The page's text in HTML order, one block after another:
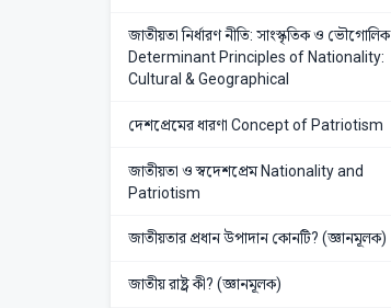
জাতীয়তা নির্ধারণ নীতি: সাংস্কৃতিক ও ভৌগোলিক
Determinant Principles of Nationality:
Cultural & Geographical
দেশপ্রেমের ধারণা Concept of Patriotism
জাতীয়তা ও স্বদেশপ্রেম Nationality and
Patriotism
জাতীয়তার প্রধান উপাদান কোনটি? (জ্ঞানমূলক)
জাতীয় রাষ্ট্র কী? (জ্ঞানমূলক)